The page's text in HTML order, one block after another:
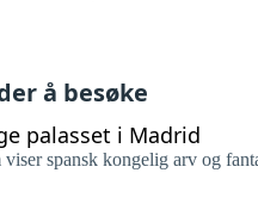
å besøke
palasset i Madrid
viser spansk kongelig arv og